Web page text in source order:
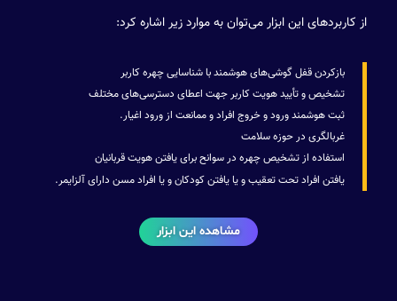
از کاربردهای این ابزار می‌توان به موارد زیر اشاره کرد:
بازکردن قفل گوشی‌های هوشمند با شناسایی چهره کاربر
تشخیص و تأیید هویت کاربر جهت اعطای دسترسی‌های مختلف
ثبت هوشمند ورود و خروج افراد و ممانعت از ورود اغیار.
غربالگری در حوزه سلامت
استفاده از تشخیص چهره در سوانح برای یافتن هویت قربانیان
یافتن افراد تحت تعقیب و یا یافتن کودکان و یا افراد مسن دارای آلزایمر.
مشاهده این ابزار